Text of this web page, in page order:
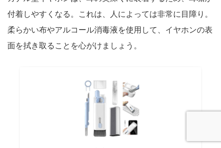
付着しやすくなる。これは、人によっては非常に目障り。
柔らかい布やアルコール消毒液を使用して、イヤホンの表
面を拭き取ることを心がけましょう。